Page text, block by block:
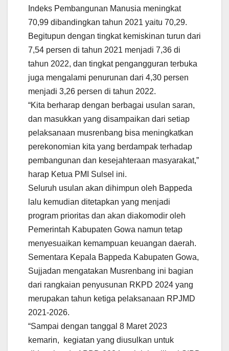
Indeks Pembangunan Manusia meningkat
70,99 dibandingkan tahun 2021 yaitu 70,29.
Begitupun dengan tingkat kemiskinan turun dari
7,54 persen di tahun 2021 menjadi 7,36 di
tahun 2022, dan tingkat pengangguran terbuka
juga mengalami penurunan dari 4,30 persen
menjadi 3,26 persen di tahun 2022.
“Kita berharap dengan berbagai usulan saran,
dan masukkan yang disampaikan dari setiap
pelaksanaan musrenbang bisa meningkatkan
perekonomian kita yang berdampak terhadap
pembangunan dan kesejahteraan masyarakat,”
harap Ketua PMI Sulsel ini.
Seluruh usulan akan dihimpun oleh Bappeda
lalu kemudian ditetapkan yang menjadi
program prioritas dan akan diakomodir oleh
Pemerintah Kabupaten Gowa namun tetap
menyesuaikan kemampuan keuangan daerah.
Sementara Kepala Bappeda Kabupaten Gowa,
Sujjadan mengatakan Musrenbang ini bagian
dari rangkaian penyusunan RKPD 2024 yang
merupakan tahun ketiga pelaksanaan RPJMD
2021-2026.
“Sampai dengan tanggal 8 Maret 2023
kemarin, kegiatan yang diusulkan untuk